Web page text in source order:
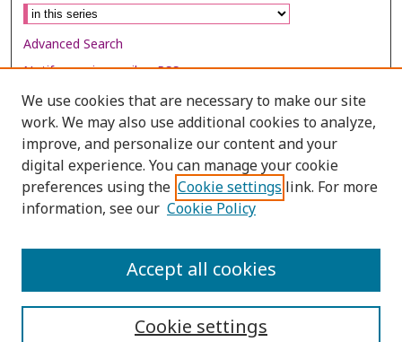
Advanced Search
Notify me via email orRSS
Browse
Collections
Disciplines
Authors
We use cookies that are necessary to make our site
work. We may also use additional cookies to analyze,
improve, and personalize our content and your
digital experience. You can manage your cookie
preferences using the Cookie settings link. For more
information, see our Cookie Policy
Cookie settings
Accept all cookies